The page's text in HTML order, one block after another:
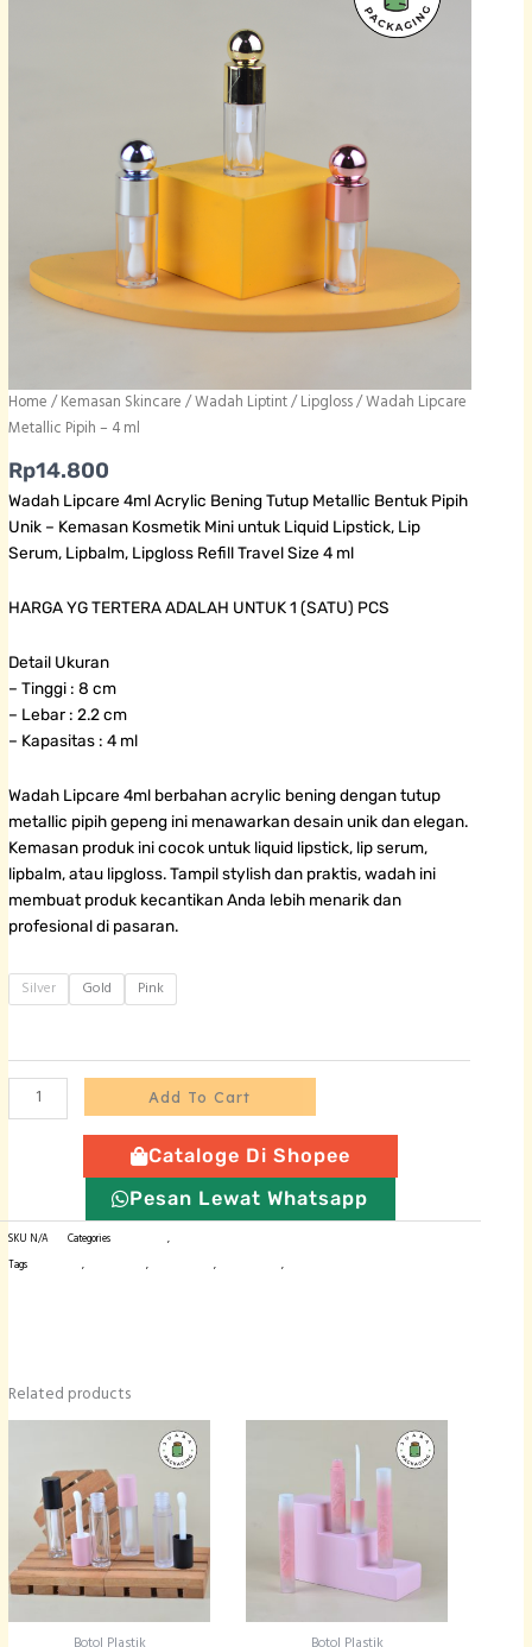
Home /Kemasan Skincare /Wadah Liptint / Lipgloss/ Wadah Lipcare
Metallic Pipih – 4 ml
Rp14.800
Wadah Lipcare 4ml Acrylic Bening Tutup Metallic Bentuk Pipih
Unik – Kemasan Kosmetik Mini untuk Liquid Lipstick, Lip
Serum, Lipbalm, Lipgloss Refill Travel Size 4 ml
HARGA YG TERTERA ADALAH UNTUK 1 (SATU) PCS
Detail Ukuran
– Tinggi : 8 cm
– Lebar : 2.2 cm
– Kapasitas : 4 ml
Wadah Lipcare 4ml berbahan acrylic bening dengan tutup
metallic pipih gepeng ini menawarkan desain unik dan elegan.
Kemasan produk ini cocok untuk liquid lipstick, lip serum,
lipbalm, atau lipgloss. Tampil stylish dan praktis, wadah ini
membuat produk kecantikan Anda lebih menarik dan
profesional di pasaran.
Silver Gold Pink
Wadah
Lipcare
Pipih
-
Add To Cart
Cataloge Di Shopee
Pesan Lewat Whatsapp
SKU N/A Categories Botol Plastik,
Tags
botol import, wadah lipcare, wadah lipgloss, wadah lipstick,
Related products